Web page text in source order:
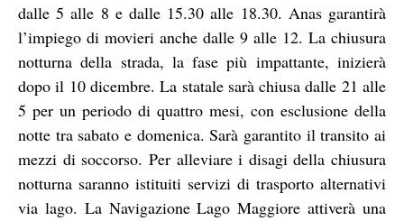
dalle 5 alle 8 e dalle 15.30 alle 18.30. Anas garantirà
l’impiego di movieri anche dalle 9 alle 12. La chiusura
notturna della strada, la fase più impattante, inizierà
dopo il 10 dicembre. La statale sarà chiusa dalle 21 alle
5 per un periodo di quattro mesi, con esclusione della
notte tra sabato e domenica. Sarà garantito il transito ai
mezzi di soccorso. Per alleviare i disagi della chiusura
notturna saranno istituiti servizi di trasporto alternativi
via lago. La Navigazione Lago Maggiore attiverà una